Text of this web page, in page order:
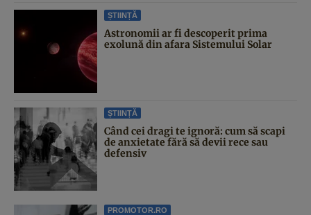
ȘTIINȚĂ
Astronomii ar fi descoperit prima
exolună din afara Sistemului Solar
ȘTIINȚĂ
Când cei dragi te ignoră: cum să scapi
de anxietate fără să devii rece sau
defensiv
PROMOTOR.RO